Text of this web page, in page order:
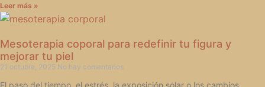
Leer más »
Mesoterapia coporal para redefinir tu figura y
mejorar tu piel
21 octubre, 2025 No hay comentarios
El paso del tiempo, el estrés, la exposición solar o los cambios